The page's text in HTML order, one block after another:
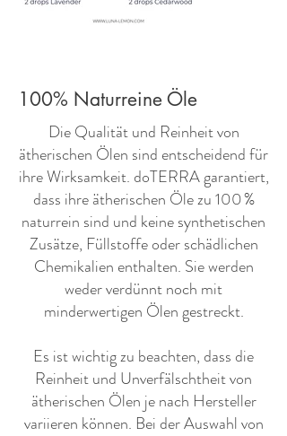
100% Naturreine Öle
​Die Qualität und Reinheit von
ätherischen Ölen sind entscheidend für
ihre Wirksamkeit. doTERRA garantiert,
dass ihre ätherischen Öle zu 100 %
naturrein sind und keine synthetischen
Zusätze, Füllstoffe oder schädlichen
Chemikalien enthalten. Sie werden
weder verdünnt noch mit
minderwertigen Ölen gestreckt.
Es ist wichtig zu beachten, dass die
Reinheit und Unverfälschtheit von
ätherischen Ölen je nach Hersteller
variieren können. Bei der Auswahl von